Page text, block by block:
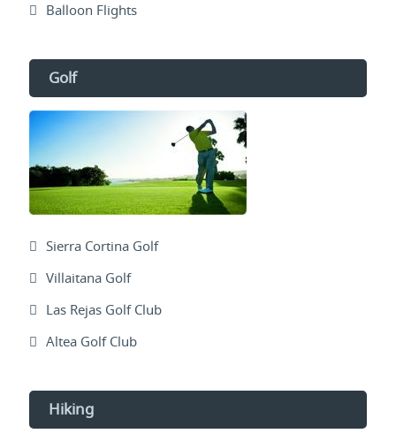
Balloon Flights
Golf
Sierra Cortina Golf
Villaitana Golf
Las Rejas Golf Club
Altea Golf Club
Hiking